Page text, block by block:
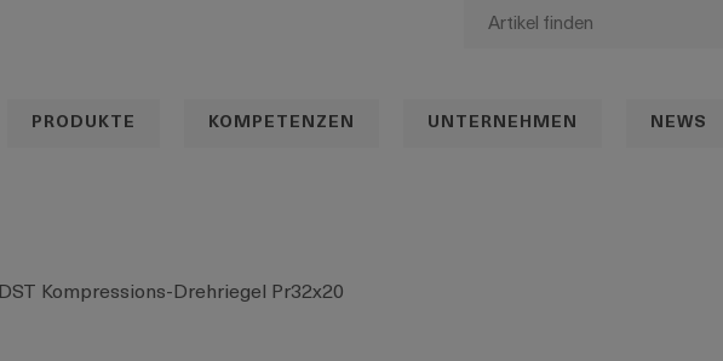
PRODUKTE KOMPETENZEN UNTERNEHMEN NEWS
DST Kompressions-Drehriegel Pr32x20